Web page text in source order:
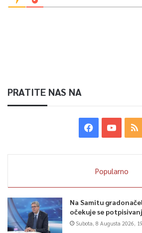
PRATITE NAS NA
Popularno
Na Samitu
očekuje se
Subota, 8 Augusta 2026,